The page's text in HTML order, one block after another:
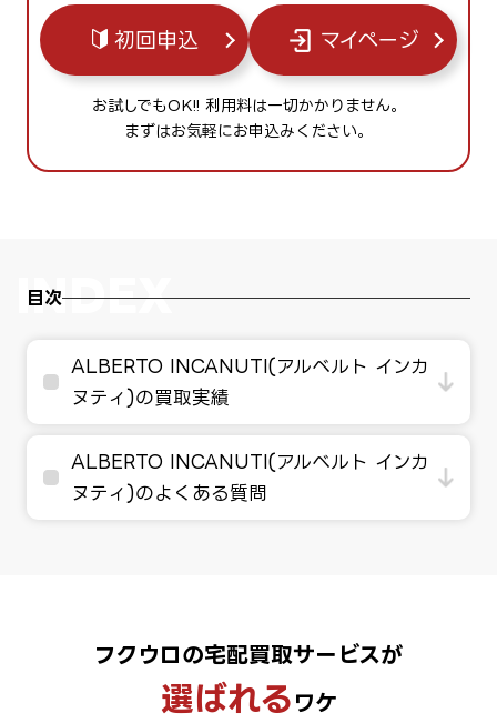
初回申込 マイページ
お試しでもOK!! 利用料は一切かかりません。
まずはお気軽にお申込みください。
目次
ALBERTO INCANUTI(アルベルト インカ
ヌティ)の買取実績
ALBERTO INCANUTI(アルベルト インカ
ヌティ)のよくある質問
フクウロの宅配買取サービスが
選ばれる ワケ